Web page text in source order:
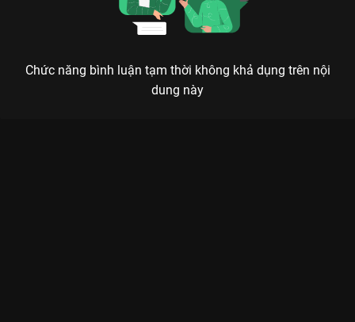
Chức năng bình luận tạm thời không khả dụng trên nội
dung này